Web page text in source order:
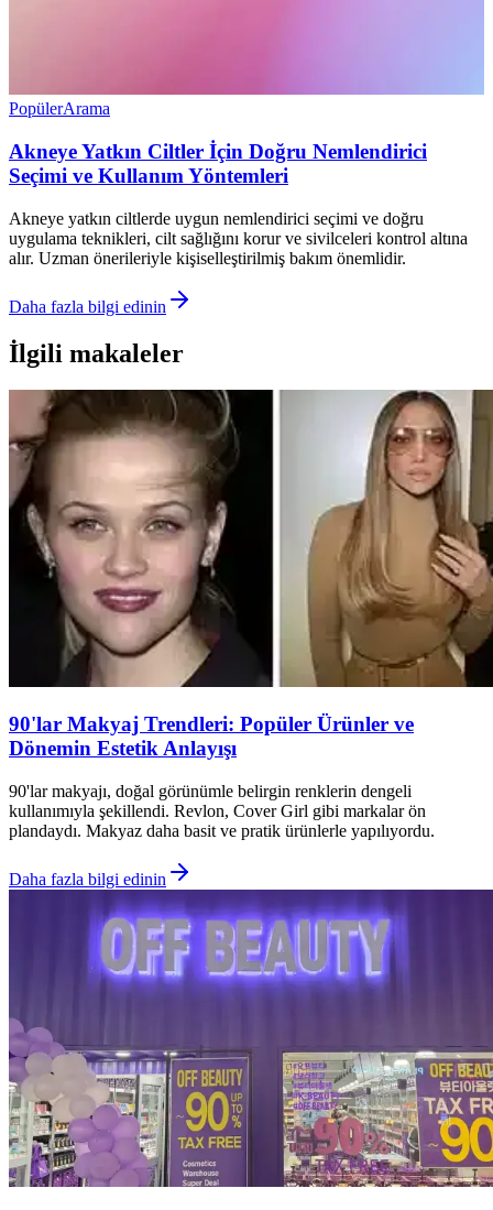
PopülerArama
Akneye Yatkın Ciltler İçin Doğru Nemlendirici
Seçimi ve Kullanım Yöntemleri
Akneye yatkın ciltlerde uygun nemlendirici seçimi ve doğru
uygulama teknikleri, cilt sağlığını korur ve sivilceleri kontrol altına
alır. Uzman önerileriyle kişiselleştirilmiş bakım önemlidir.
Daha fazla bilgi edinin
İlgili makaleler
90'lar Makyaj Trendleri: Popüler Ürünler ve
Dönemin Estetik Anlayışı
90'lar makyajı, doğal görünümle belirgin renklerin dengeli
kullanımıyla şekillendi. Revlon, Cover Girl gibi markalar ön
plandaydı. Makyaz daha basit ve pratik ürünlerle yapılıyordu.
Daha fazla bilgi edinin